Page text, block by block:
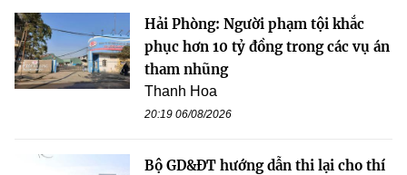
Hải Phòng: Người phạm tội khắc
phục hơn 10 tỷ đồng trong các vụ án
tham nhũng
Thanh Hoa
20:19 06/08/2026
Bộ GD&ĐT hướng dẫn thi lại cho thí